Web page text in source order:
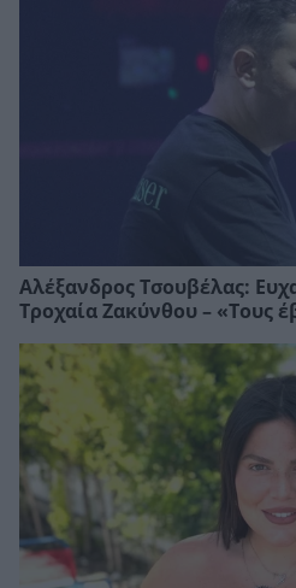
Αλέξανδρος Τσουβέλας:
Τροχαία Ζακύνθου – «Τους